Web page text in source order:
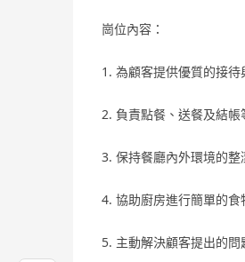
崗位內容：
1. 為顧客提供優質的接
2. 負責點餐、送餐及結帳
3. 保持餐廳內外環境的整
4. 協助廚房進行簡單的食
5. 主動解決顧客提出的